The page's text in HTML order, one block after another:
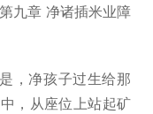
九章 净诸插米业障
，净孩子过生给那
，从座位上站起矿